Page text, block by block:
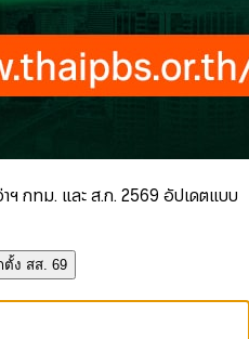
กทม. และ ส.ก. 2569 อัปเดตแบบ
ตั้ง สส. 69